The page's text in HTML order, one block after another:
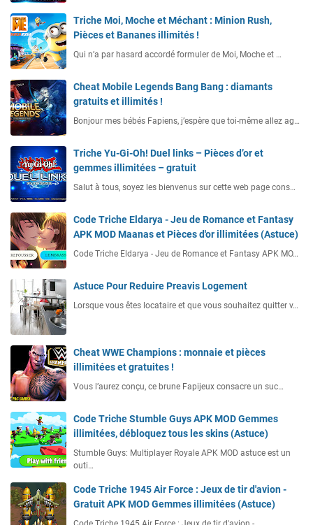
Triche Moi, Moche et Méchant : Minion Rush,
Pièces et Bananes illimités !
Qui n’a par hasard accordé formuler de Moi, Moche et …
Cheat Mobile Legends Bang Bang : diamants
gratuits et illimités !
Bonjour mes bébés Fapiens, j’espère que toi-même allez ag…
Triche Yu-Gi-Oh! Duel links – Pièces d’or et
gemmes illimitées – gratuit
Salut à tous, soyez les bienvenus sur cette web page cons…
Code Triche Eldarya - Jeu de Romance et Fantasy
APK MOD Maanas et Pièces d'or illimitées (Astuce)
Code Triche Eldarya - Jeu de Romance et Fantasy APK MO…
Astuce Pour Reduire Preavis Logement
Lorsque vous êtes locataire et que vous souhaitez quitter v…
Cheat WWE Champions : monnaie et pièces
illimitées et gratuites !
Vous l’aurez conçu, ce brune Fapijeux consacre un suc…
Code Triche Stumble Guys APK MOD Gemmes
illimitées, débloquez tous les skins (Astuce)
Stumble Guys: Multiplayer Royale APK MOD astuce est un
outi…
Code Triche 1945 Air Force : Jeux de tir d'avion -
Gratuit APK MOD Gemmes illimitées (Astuce)